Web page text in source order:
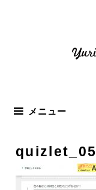
ス
メニュー
quizlet_05